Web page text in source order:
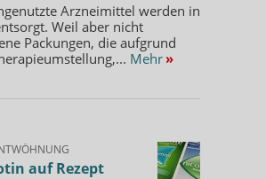
Arzneimittel werden in
Weil aber nicht
Packungen, die aufgrund
Mehr »
auf Rezept